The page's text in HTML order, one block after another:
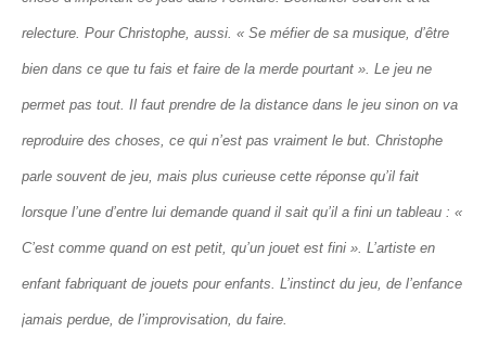
relecture. Pour Christophe, aussi. « Se méfier de sa musique, d’être
bien dans ce que tu fais et faire de la merde pourtant ». Le jeu ne
permet pas tout. Il faut prendre de la distance dans le jeu sinon on va
reproduire des choses, ce qui n’est pas vraiment le but. Christophe
parle souvent de jeu, mais plus curieuse cette réponse qu’il fait
lorsque l’une d’entre lui demande quand il sait qu’il a fini un tableau : «
C’est comme quand on est petit, qu’un jouet est fini ». L’artiste en
enfant fabriquant de jouets pour enfants. L’instinct du jeu, de l’enfance
jamais perdue, de l’improvisation, du faire.